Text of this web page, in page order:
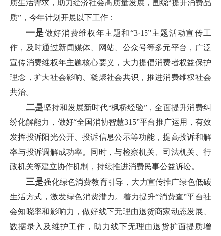
质生活需求，助力经济社会高质量发展，围绕“提升消费品
质”，今年计划开展以下工作：
一是做好消费维权年主题和“3·15”主题活动宣传工
作，及时通过新闻媒体、网站、公众号等多元平台，广泛
宣传消费维权年主题核心要义，大力提倡消费者权益保护
理念，扩大社会影响、凝聚社会共识，推进消费维权社会
共治。
二是坚持和发展新时代“枫桥经验”，全面提升消费纠
纷化解能力，做好“全国消协智慧315”平台推广运用，有效
发挥投诉阳光公开、投诉信息公示等功能，提高投诉和解
率与投诉调解成功率。同时，与检察机关、司法机关、行
政机关等建立协作机制，持续推进消费民事公益诉讼。
三是强化绿色消费教育引导，大力宣传推广绿色低碳
生活方式，激发绿色消费潜力。着力提升“消费查”平台社
会知晓率和影响力，做好线下无理由退货商家动态发展、
数据录入及维护工作，助力线下无理由退货扩面提质增